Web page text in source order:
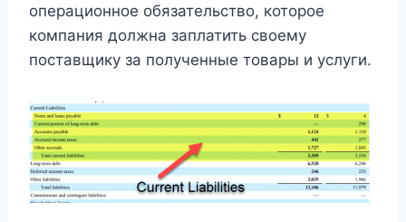
операционное обязательство, которое
компания должна заплатить своему
поставщику за полученные товары и услуги.